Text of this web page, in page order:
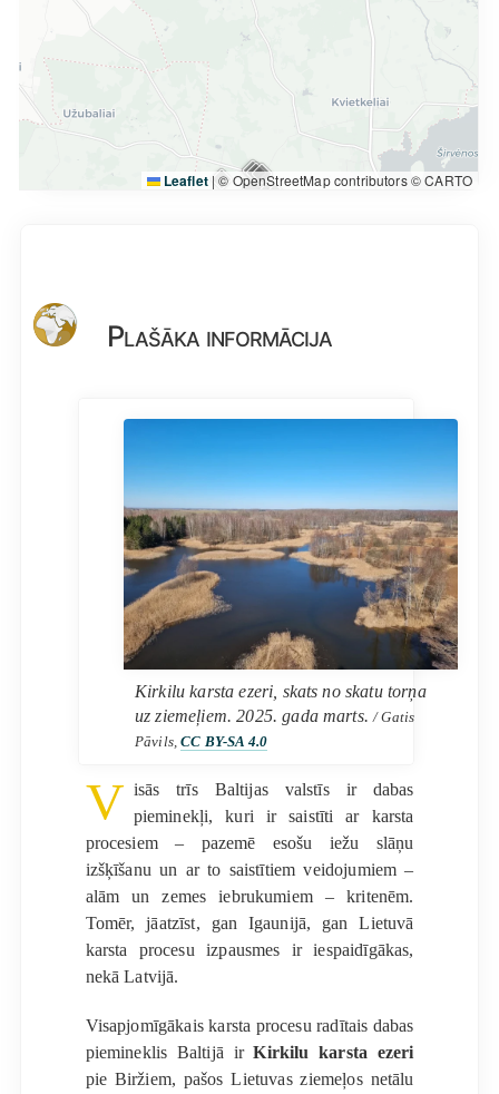
Leaflet | © OpenStreetMap contributors © CARTO
Plašāka informācija
Kirkilu karsta ezeri, skats no skatu torņa
uz ziemeļiem. 2025. gada marts./ Gatis
Pāvils,CC BY-SA 4.0
V isās trīs Baltijas valstīs ir dabas
pieminekļi, kuri ir saistīti ar karsta
procesiem – pazemē esošu iežu slāņu
izšķīšanu un ar to saistītiem veidojumiem –
alām un zemes iebrukumiem – kritenēm.
Tomēr, jāatzīst, gan Igaunijā, gan Lietuvā
karsta procesu izpausmes ir iespaidīgākas,
nekā Latvijā.
Visapjomīgākais karsta procesu radītais dabas
piemineklis Baltijā irKirkilu karsta ezeri
pie Biržiem, pašos Lietuvas ziemeļos netālu